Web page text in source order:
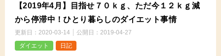
【2019年4月】目指せ７０ｋｇ、ただ今１２ｋｇ減
から停滞中！ひとり暮らしのダイエット事情
更新日： 2020-03-14 公開日： 2019-04-27
ダイエット
日記